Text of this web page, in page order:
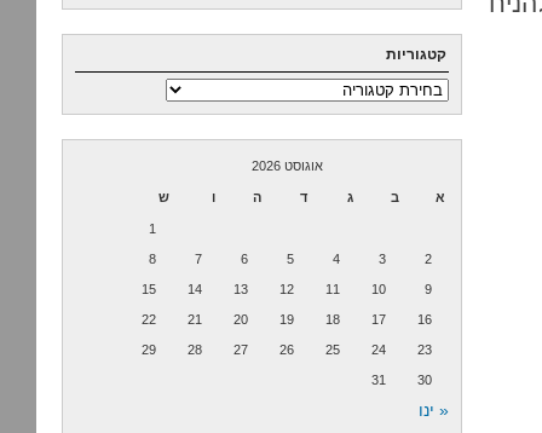
קטגוריות
קטגוריות
אוגוסט 2026
א ב ג ד ה ו ש
1
2
3
4
5
6
7
8
9
10
11
12
13
14
15
16
17
18
19
20
21
22
23
24
25
26
27
28
29
30
31
« ינו